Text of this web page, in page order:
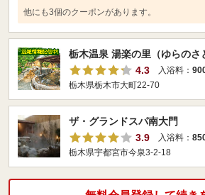
他にも3個のクーポンがあります。
栃木温泉 湯楽の里（ゆらのさ
4.3
入浴料：
栃木県栃木市大町22-70
ザ・グランドスパ南大門
3.9
入浴料：
栃木県宇都宮市今泉3-2-18